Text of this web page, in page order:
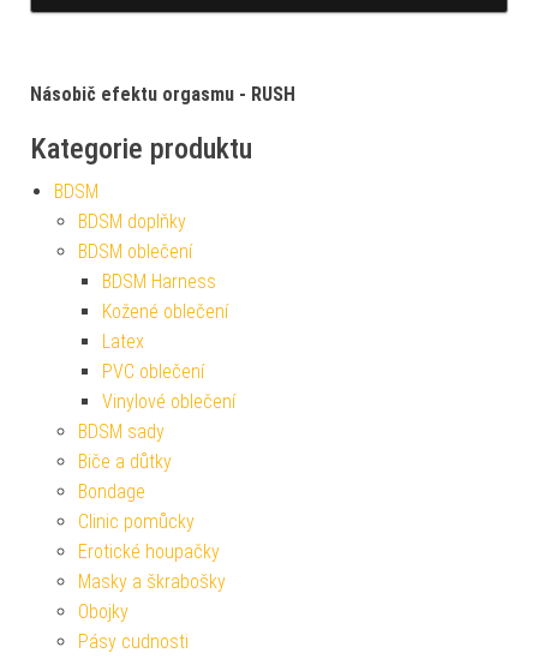
Násobič efektu orgasmu - RUSH
Kategorie produktu
BDSM
BDSM doplňky
BDSM oblečení
BDSM Harness
Kožené oblečení
Latex
PVC oblečení
Vinylové oblečení
BDSM sady
Biče a důtky
Bondage
Clinic pomůcky
Erotické houpačky
Masky a škrabošky
Obojky
Pásy cudnosti